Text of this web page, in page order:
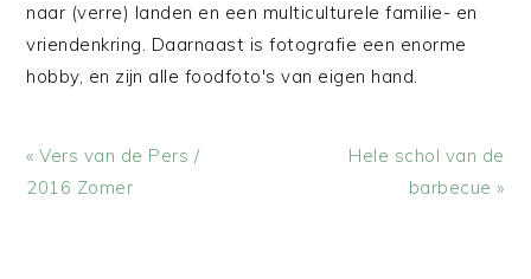
naar (verre) landen en een multiculturele familie- en
vriendenkring. Daarnaast is fotografie een enorme
hobby, en zijn alle foodfoto's van eigen hand.
Vorig
bericht:
« Vers van de Pers /
2016 Zomer
Volgend
bericht:
Hele schol van de
barbecue »